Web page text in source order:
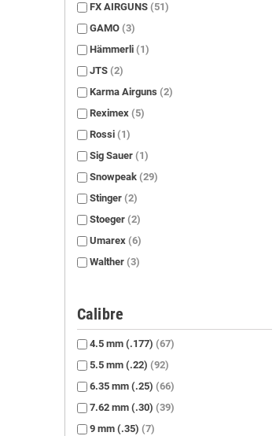
FX AIRGUNS (51)
GAMO (3)
Hämmerli (1)
JTS (2)
Karma Airguns (2)
Reximex (5)
Rossi (1)
Sig Sauer (1)
Snowpeak (29)
Stinger (2)
Stoeger (2)
Umarex (6)
Walther (3)
Calibre
4.5 mm (.177) (67)
5.5 mm (.22) (92)
6.35 mm (.25) (66)
7.62 mm (.30) (39)
9 mm (.35) (7)